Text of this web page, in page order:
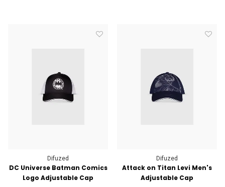
Difuzed
DC Universe Batman Comics
Logo Adjustable Cap
Difuzed
Attack on Titan Levi Men's
Adjustable Cap